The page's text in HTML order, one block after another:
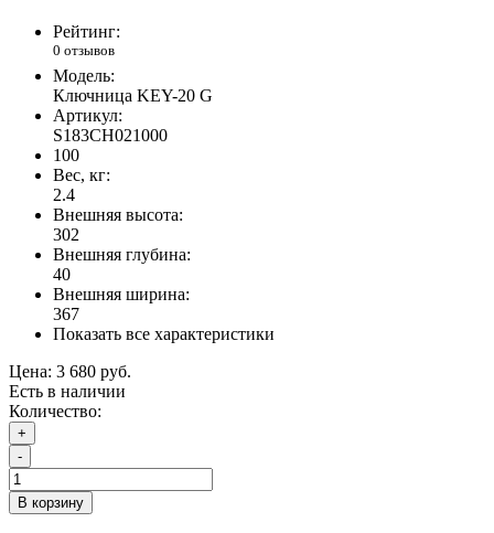
Рейтинг:
0 отзывов
Модель:
Ключница KEY-20 G
Артикул:
S183CH021000
100
Вес, кг:
2.4
Внешняя высота:
302
Внешняя глубина:
40
Внешняя ширина:
367
Показать все характеристики
Цена: 3 680 руб.
Есть в наличии
Количество:
+
-
В корзину